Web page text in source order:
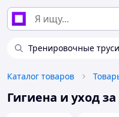
Тренировочные
Каталог товаров
Гигиена и уход